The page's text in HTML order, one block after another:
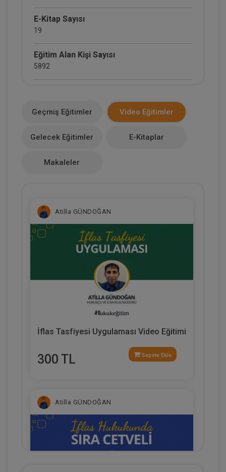
E-Kitap Sayısı
19
Eğitim Alan Kişi Sayısı
5892
0
Geçmiş Eğitimler Video Eğitimler
Gelecek Eğitimler E-Kitaplar
Makaleler
Atilla GÜNDOĞAN
İflas Tasfiyesi Uygulaması Video Eğitimi
300 TL Sepete Ekle
Atilla GÜNDOĞAN